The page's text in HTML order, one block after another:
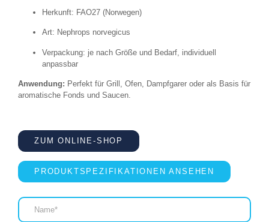
Herkunft: FAO27 (Norwegen)
Art: Nephrops norvegicus
Verpackung: je nach Größe und Bedarf, individuell
anpassbar
Anwendung: Perfekt für Grill, Ofen, Dampfgarer oder als Basis für
aromatische Fonds und Saucen.
ZUM ONLINE-SHOP
PRODUKTSPEZIFIKATIONEN ANSEHEN